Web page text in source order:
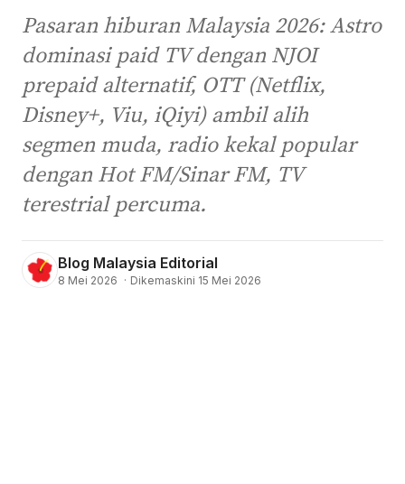
Pasaran hiburan Malaysia 2026: Astro
dominasi paid TV dengan NJOI
prepaid alternatif, OTT (Netflix,
Disney+, Viu, iQiyi) ambil alih
segmen muda, radio kekal popular
dengan Hot FM/Sinar FM, TV
terestrial percuma.
Blog Malaysia Editorial
8 Mei 2026 · Dikemaskini 15 Mei 2026